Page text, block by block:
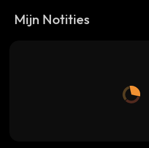
Mijn Notities